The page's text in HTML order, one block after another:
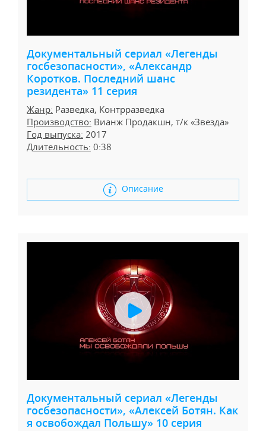
Документальный сериал «Легенды
госбезопасности», «Александр
Коротков. Последний шанс
резидента» 11 серия
Жанр: Разведка, Контрразведка
Производство: Вианж Продакшн, т/к «Звезда»
Год выпуска: 2017
Длительность: 0:38
Описание
Документальный сериал «Легенды
госбезопасности», «Алексей Ботян. Как
я освобождал Польшу» 10 серия